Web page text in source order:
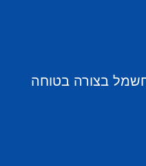
בצורה בטוחה